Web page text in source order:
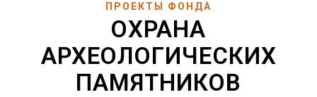
ПРОЕКТЫ ФОНДА
ОХРАНА
АРХЕОЛОГИЧЕСКИХ
ПАМЯТНИКОВ